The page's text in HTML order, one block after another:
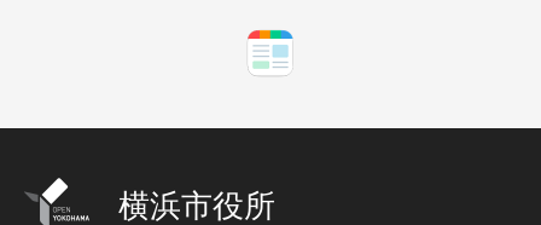
横浜市役所